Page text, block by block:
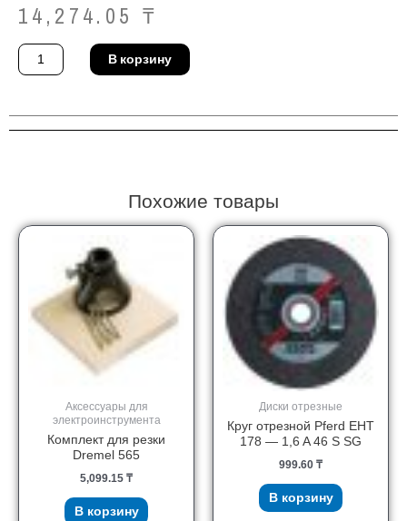
14,274.05 ₸
Количество
товара
Приставка
В корзину
Похожие товары
Аксессуары для
электроинструмента
Комплект для резки
Dremel 565
5,099.15 ₸
В корзину
Диски отрезные
Круг отрезной Pferd EHT
178 — 1,6 A 46 S SG
999.60 ₸
В корзину